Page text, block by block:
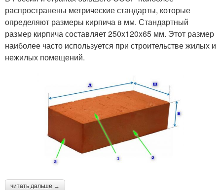
распространены метрические стандарты, которые
определяют размеры кирпича в мм. Стандартный
размер кирпича составляет 250x120x65 мм. Этот размер
наиболее часто используется при строительстве жилых и
нежилых помещений.
читать дальше →